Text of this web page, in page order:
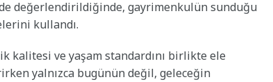
değerlendirildiğinde, gayrimenkulün sunduğu
kullandı.
kalitesi ve yaşam standardını birlikte ele
yalnızca bugünün değil, geleceğin